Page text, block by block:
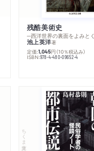
残酷美術史
─西洋世界の裏面をよみとく
池上英洋著
定価:1,045円 （10％税込み）
ISBN:978-4-480-09652-4
ちくま文庫